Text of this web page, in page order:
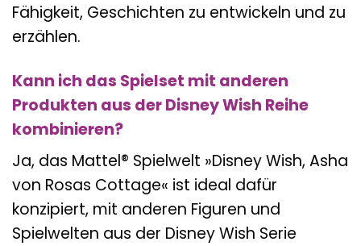
Fähigkeit, Geschichten zu entwickeln und zu
erzählen.
Kann ich das Spielset mit anderen
Produkten aus der Disney Wish Reihe
kombinieren?
Ja, das Mattel® Spielwelt »Disney Wish, Asha
von Rosas Cottage« ist ideal dafür
konzipiert, mit anderen Figuren und
Spielwelten aus der Disney Wish Serie